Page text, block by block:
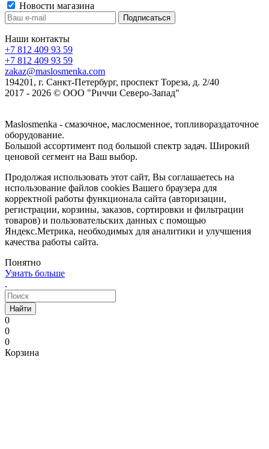
Новости магазина
Наши контакты
+7 812 409 93 59
+7 812 409 93 59
zakaz@maslosmenka.com
194201, г. Санкт-Петербург, проспект Тореза, д. 2/40
2017 - 2026 © ООО "Риччи Северо-Запад"
Maslosmenka - смазочное, маслосменное, топливораздаточное
оборудование.
Большой ассортимент под большой спектр задач. Широкий
ценовой сегмент на Ваш выбор.
Продолжая использовать этот сайт, Вы соглашаетесь на
использование файлов cookies Вашего браузера для
корректной работы функционала сайта (авторизации,
регистрации, корзины, заказов, сортировки и фильтрации
товаров) и пользовательских данных с помощью
Яндекс.Метрика, необходимых для аналитики и улучшения
качества работы сайта.
Понятно
Узнать больше
.
Найти
0
0
0
Корзина